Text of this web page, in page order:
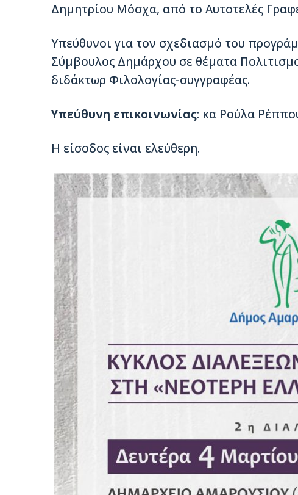
Δημητρίου Μόσχα, από το Αυτοτελές
Υπεύθυνοι για τoν σχεδιασμό του
Σύμβουλος Δημάρχου σε θέματα
διδάκτωρ Φιλολογίας-συγγραφέας.
Υπεύθυνη επικοινωνίας: κα Ρούλα
Η είσοδος είναι ελεύθερη.